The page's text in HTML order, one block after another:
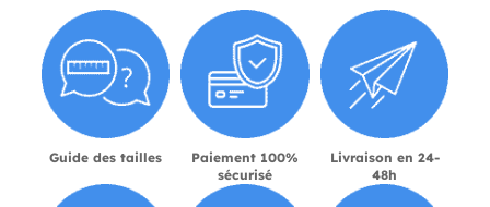
Guide des tailles
Paiement 100%
sécurisé
Livraison en 24-
48h